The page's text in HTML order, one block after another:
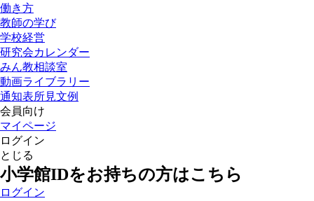
働き方
教師の学び
学校経営
研究会カレンダー
みん教相談室
動画ライブラリー
通知表所見文例
会員向け
マイページ
ログイン
とじる
小学館IDをお持ちの方はこちら
ログイン